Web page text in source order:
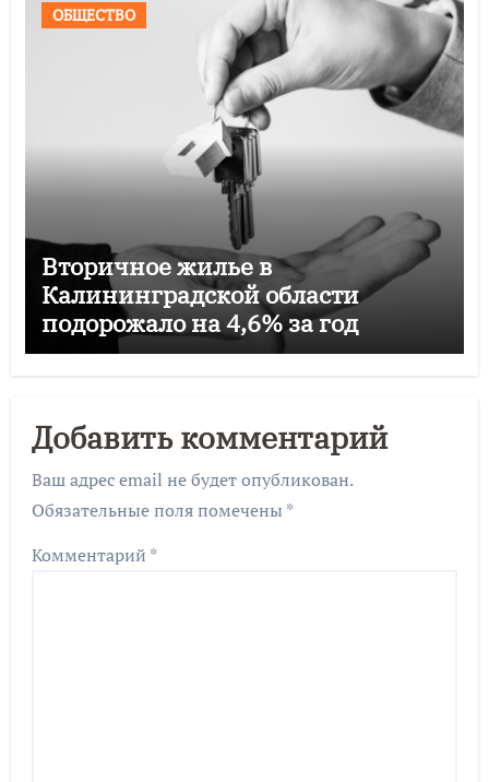
ОБЩЕСТВО
Вторичное жилье в
Калининградской области
подорожало на 4,6% за год
Добавить комментарий
Ваш адрес email не будет опубликован.
Обязательные поля помечены *
Комментарий *